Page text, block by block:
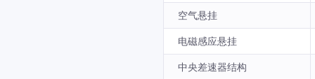
空气悬挂
电磁感应悬挂
中央差速器结构